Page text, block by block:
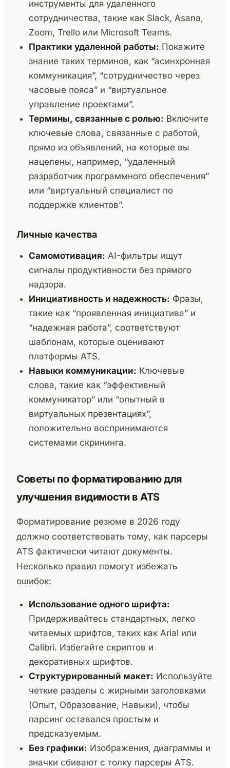
инструменты для удаленного
сотрудничества, такие как Slack, Asana,
Zoom, Trello или Microsoft Teams.
Практики удаленной работы: Покажите
знание таких терминов, как “асинхронная
коммуникация”, “сотрудничество через
часовые пояса” и “виртуальное
управление проектами”.
Термины, связанные с ролью: Включите
ключевые слова, связанные с работой,
прямо из объявлений, на которые вы
нацелены, например, “удаленный
разработчик программного обеспечения”
или “виртуальный специалист по
поддержке клиентов”.
Личные качества
Самомотивация: AI-фильтры ищут
сигналы продуктивности без прямого
надзора.
Инициативность и надежность: Фразы,
такие как “проявленная инициатива” и
“надежная работа”, соответствуют
шаблонам, которые оценивают
платформы ATS.
Навыки коммуникации: Ключевые
слова, такие как “эффективный
коммуникатор” или “опытный в
виртуальных презентациях”,
положительно воспринимаются
системами скрининга.
Советы по форматированию для
улучшения видимости в ATS
Форматирование резюме в 2026 году
должно соответствовать тому, как парсеры
ATS фактически читают документы.
Несколько правил помогут избежать
ошибок:
Использование одного шрифта:
Придерживайтесь стандартных, легко
читаемых шрифтов, таких как Arial или
Calibri. Избегайте скриптов и
декоративных шрифтов.
Структурированный макет: Используйте
четкие разделы с жирными заголовками
(Опыт, Образование, Навыки), чтобы
парсинг оставался простым и
предсказуемым.
Без графики: Изображения, диаграммы и
значки сбивают с толку парсеры ATS.